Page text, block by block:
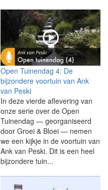
Open Tuinendag 4: De
bijzondere voortuin van Ank
van Peski
In deze vierde aflevering van
onze serie over de Open
Tuinendag — georganiseerd
door Groei & Bloei — nemen
we een kijkje in de voortuin van
Ank van Peski. Dit is een heel
bijzondere tuin...